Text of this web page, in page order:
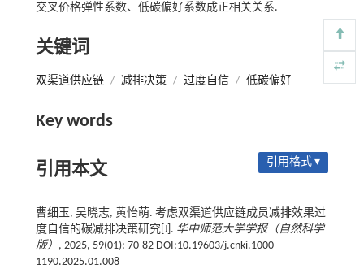
交叉价格弹性系数、低碳偏好系数成正相关关系.
关键词
双渠道供应链 / 减排决策 / 过度自信 / 低碳偏好
Key words
引用本文 引用格式 ▾
曹细玉, 吴晓志, 黄怡萌. 考虑双渠道供应链成员减排效果过
度自信的碳减排决策研究[J]. 华中师范大学学报（自然科学
版） , 2025, 59(01): 70-82 DOI:10.19603/j.cnki.1000-
1190.2025.01.008